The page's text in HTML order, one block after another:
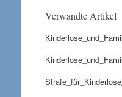
Verwandte Artikel